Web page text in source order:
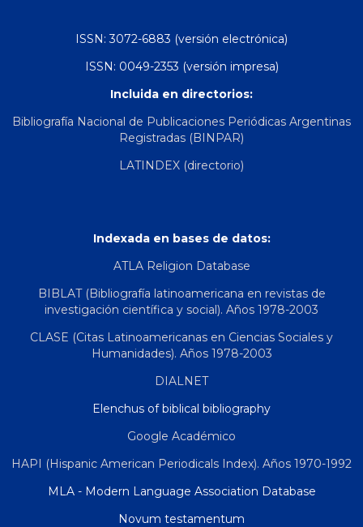
ISSN: 3072-6883 (versión electrónica)
ISSN: 0049-2353 (versión impresa)
Incluida en directorios:
Bibliografía Nacional de Publicaciones Periódicas Argentinas
Registradas (BINPAR)
LATINDEX (directorio)
Indexada en bases de datos:
ATLA Religion Database
BIBLAT (Bibliografía latinoamericana en revistas de
investigación científica y social). Años 1978-2003
CLASE (Citas Latinoamericanas en Ciencias Sociales y
Humanidades). Años 1978-2003
DIALNET
Elenchus of biblical bibliography
Google Académico
HAPI (Hispanic American Periodicals Index). Años 1970-1992
MLA - Modern Language Association Database
Novum testamentum